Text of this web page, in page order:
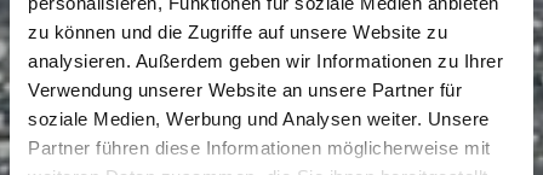
zu können und die Zugriffe auf unsere Website zu
analysieren. Außerdem geben wir Informationen zu Ihrer
Verwendung unserer Website an unsere Partner für
soziale Medien, Werbung und Analysen weiter. Unsere
Partner führen diese Informationen möglicherweise mit